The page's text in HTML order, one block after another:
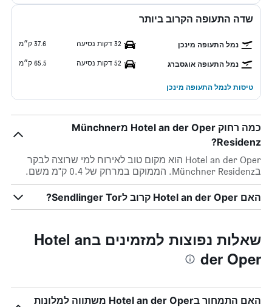
שדה התעופה הקרוב ביותר
נמל התעופה מינכן 32 דקות נסיעה 37.6 ק״מ
נמל התעופה אוגסברג 52 דקות נסיעה 65.5 ק״מ
טיסות לנמל התעופה מינכן
כמה רחוק Hotel an der Oper מMünchner
Residenz?
Hotel an der Oper הוא מקום טוב לאירוח למי שרוצה לבקר
בMünchner Residenz. הממוקם במרחק של 0.4 ק"מ משם.
האם Hotel an der Oper קרוב לSendlinger Tor?
שאלות נפוצות למזמינים בHotel an
der Oper
האם התמחור בHotel an der Oper משתווה למלונות